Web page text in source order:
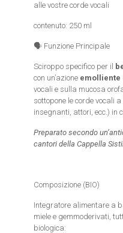
alle vostre corde vocali
contenuto: 250 ml
🗣️ Funzione Principale
Sciroppo specifico per il
con un’azione emolliente
vocali e sulla mucosa
sottopone le corde vocali
insegnanti, attori, ecc.) in
Preparato secondo
cantori della Cappella
Composizione (BIO)
Integratore alimentare a
miele e gemmoderivati,
biologica: